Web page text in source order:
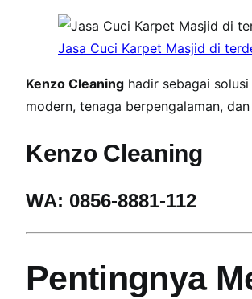
e
r
e
k
a
b
Jasa Cuci Karpet Masjid di
Kenzo Cleaning hadir sebagai
modern, tenaga berpengalaman,
Kenzo Cleaning
WA: 0856-8881-112
Pentingnya